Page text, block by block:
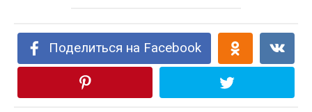
Поделиться на Facebook